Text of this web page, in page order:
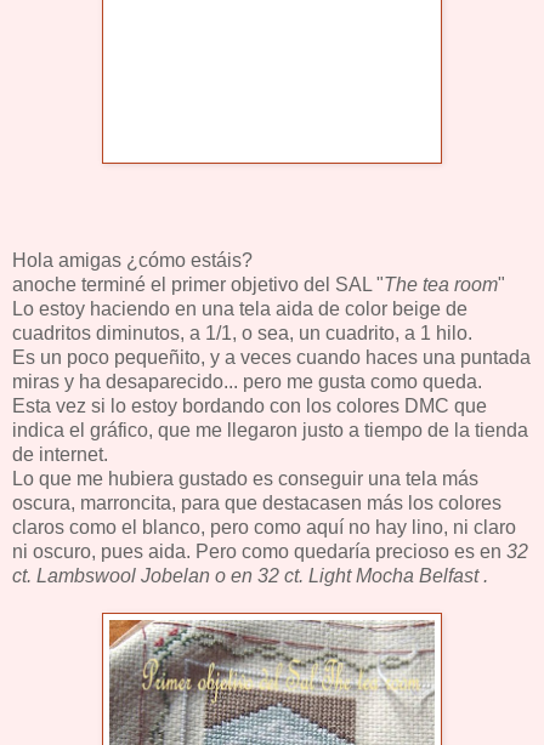
Hola amigas ¿cómo estáis?
anoche terminé el primer objetivo del SAL "The tea room"
Lo estoy haciendo en una tela aida de color beige de
cuadritos diminutos, a 1/1, o sea, un cuadrito, a 1 hilo.
Es un poco pequeñito, y a veces cuando haces una puntada
miras y ha desaparecido... pero me gusta como queda.
Esta vez si lo estoy bordando con los colores DMC que
indica el gráfico, que me llegaron justo a tiempo de la tienda
de internet.
Lo que me hubiera gustado es conseguir una tela más
oscura, marroncita, para que destacasen más los colores
claros como el blanco, pero como aquí no hay lino, ni claro
ni oscuro, pues aida. Pero como quedaría precioso es en 32
ct. Lambswool Jobelan o en 32 ct. Light Mocha Belfast .